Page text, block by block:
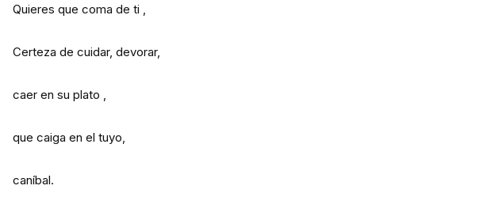
Quieres que coma de ti ,
Certeza de cuidar, devorar,
caer en su plato ,
que caiga en el tuyo,
caníbal.